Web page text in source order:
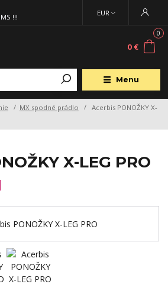
Menu
EUR
!!!
0
0 €
MX spodné prádlo
Acerbis PONOŽKY X-
X-LEG PRO